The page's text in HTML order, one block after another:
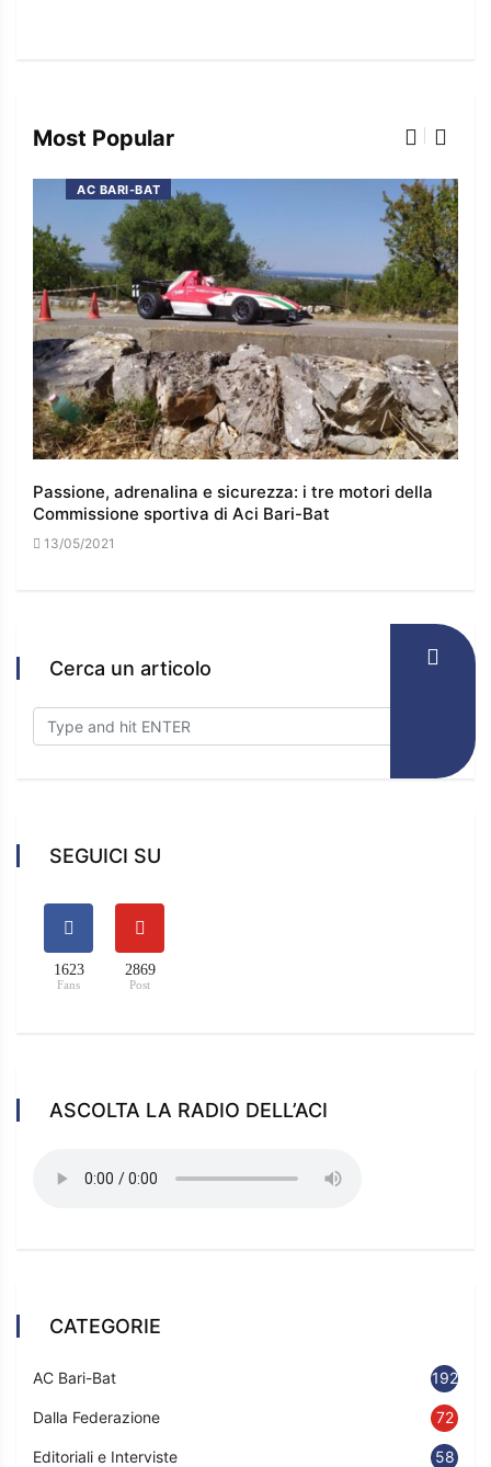
Most Popular
AC BARI-BAT
Passione, adrenalina e sicurezza: i tre motori della
Commissione sportiva di Aci Bari-Bat
13/05/2021
Cerca un articolo
SEGUICI SU
1623
Fans
2869
Post
ASCOLTA LA RADIO DELL’ACI
CATEGORIE
AC Bari-Bat 192
Dalla Federazione 72
Editoriali e Interviste 58